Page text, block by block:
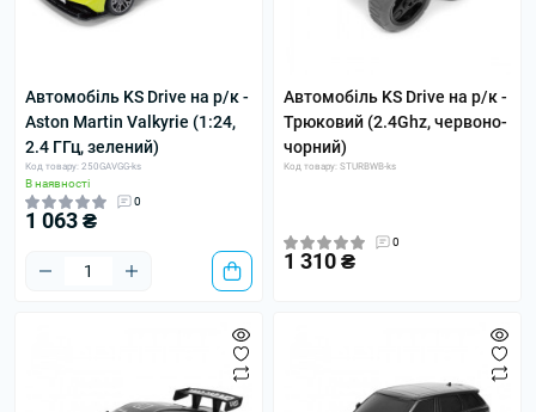
Автомобіль KS Drive на р/к -
Aston Martin Valkyrie (1:24,
2.4 ГГц, зелений)
Код товару: 250GAVGG-ks
В наявності
0
1 063 ₴
Автомобіль KS Drive на р/к -
Трюковий (2.4Ghz, червоно-
чорний)
Код товару: STURBWB-ks
0
1 310 ₴